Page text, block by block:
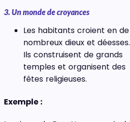
3. Un monde de croyances
Les habitants croient en de
nombreux dieux et déesses.
Ils construisent de grands
temples et organisent des
fêtes religieuses.
Exemple :